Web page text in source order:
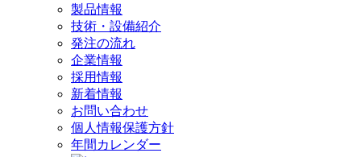
製品情報
技術・設備紹介
発注の流れ
企業情報
採用情報
新着情報
お問い合わせ
個人情報保護方針
年間カレンダー